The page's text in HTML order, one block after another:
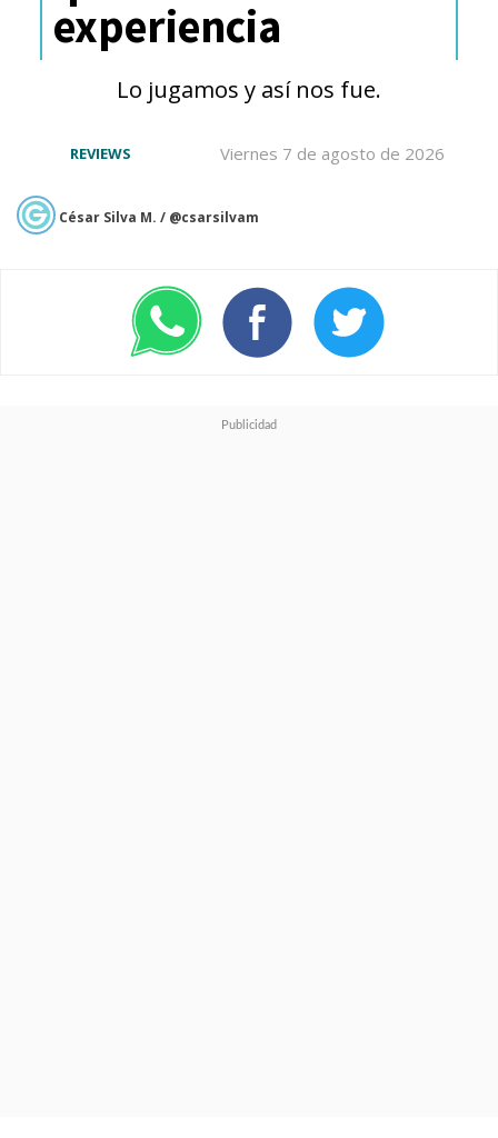
como grupo.
Boutella es una protagonista
experiencia
Lo jugamos y así nos fue.
Viernes 7 de agosto de 2026
REVIEWS
César Silva M. / @csarsilvam